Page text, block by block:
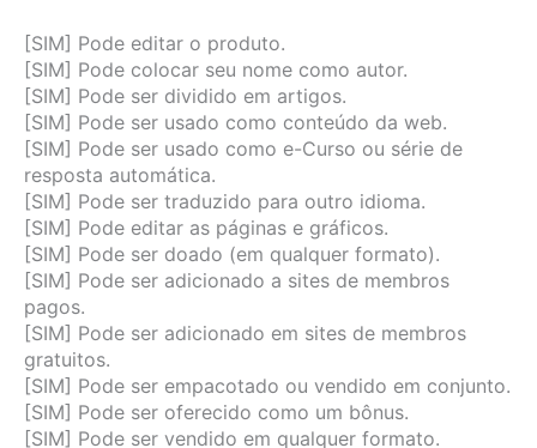
[SIM] Pode editar o produto.
[SIM] Pode colocar seu nome como autor.
[SIM] Pode ser dividido em artigos.
[SIM] Pode ser usado como conteúdo da web.
[SIM] Pode ser usado como e-Curso ou série de
resposta automática.
[SIM] Pode ser traduzido para outro idioma.
[SIM] Pode editar as páginas e gráficos.
[SIM] Pode ser doado (em qualquer formato).
[SIM] Pode ser adicionado a sites de membros
pagos.
[SIM] Pode ser adicionado em sites de membros
gratuitos.
[SIM] Pode ser empacotado ou vendido em conjunto.
[SIM] Pode ser oferecido como um bônus.
[SIM] Pode ser vendido em qualquer formato.